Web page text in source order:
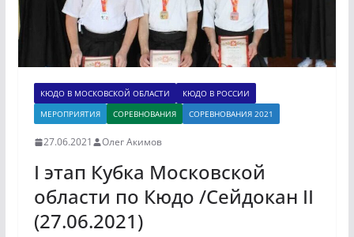
КЮДО В МОСКОВСКОЙ ОБЛАСТИ
КЮДО В РОССИИ
МЕРОПРИЯТИЯ
СОРЕВНОВАНИЯ СОРЕВНОВАНИЯ 2021
27.06.2021 Олег Акимов
I этап Кубка Московской
области по Кюдо /Сейдокан II
(27.06.2021)